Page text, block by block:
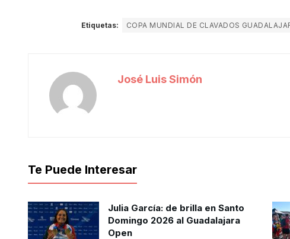
Etiquetas: COPA MUNDIAL DE CLAVADOS
José Luis Simón
Te Puede Interesar
Julia García: de brilla en Santo
Domingo 2026 al Guadalajara
Open